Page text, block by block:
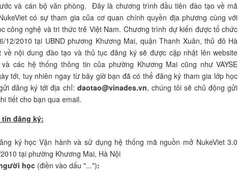
và cán bộ văn phòng. Đây là chương trình đầu tiên đào tạo về mã
có sự tham gia của cơ quan chính quyền địa phương cùng với
công nghệ và tri thức trẻ Việt Nam. Chương trình dự kiến được tổ chức
12/2010 tại UBND phương Khương Mai, quận Thanh Xuân, thủ đô Hà
về nội dung đào tạo và thủ tục đăng ký sẽ được cập nhật lên website
và các hệ thống thông tin của phường Khương Mai cũng như VAYSE
tới, tuy nhiên ngay từ bây giờ bạn đã có thể đăng ký tham gia lớp học
đăng ký tới địa chỉ: daotao@vinades.vn, chúng tôi sẽ chủ động gửi
tiết cho bạn qua email.
tin đăng ký:
ký học Vận hành và sử dụng hệ thống mã nguồn mở NukeViet 3.0
tại phường Khương Mai, Hà Nội
học(điền vào dấu "..."):